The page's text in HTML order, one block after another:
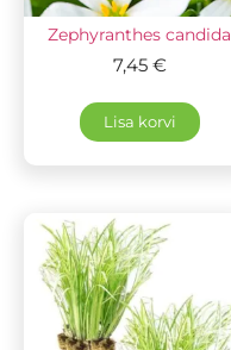
Zephyranthes candida
7,45 €
Lisa korvi